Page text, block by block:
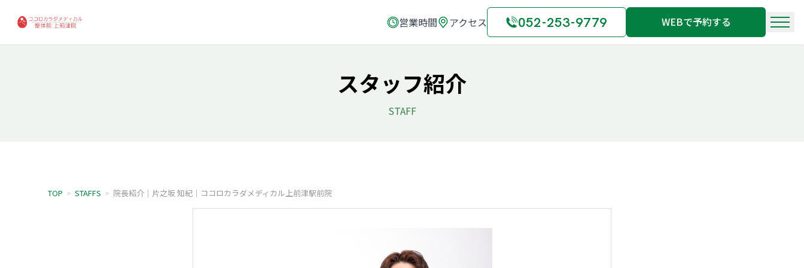
営業時間 アクセス 052-253-9779 WEBで予約する
スタッフ紹介
STAFF
TOP > STAFFS > 院長紹介｜片之坂 知紀｜ココロカラダメディカル上前津駅前院